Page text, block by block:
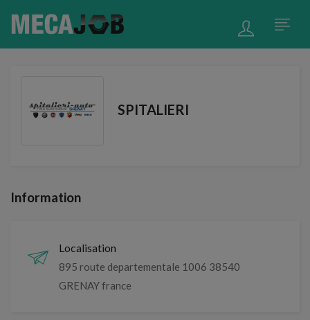
SPITALIERI
Information
Localisation
895 route departementale 1006 38540
GRENAY france